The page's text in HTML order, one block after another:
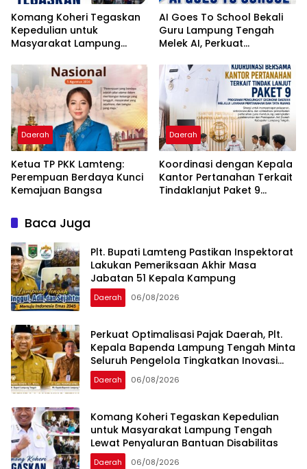
Komang Koheri Tegaskan
Kepedulian untuk
Masyarakat Lampung
Bantuan Disabilitas
AI Goes To School Bekali
Guru Lampung Tengah
Melek AI, Perkuat
Digital
Daerah
Ketua TP PKK Lamteng:
Perempuan Berdaya Kunci
Kemajuan Bangsa
Daerah
Koordinasi dengan Kepala
Kantor Pertanahan Terkait
Tindaklanjut Paket 9
Baca Juga
Plt. Bupati Lamteng Pastikan Inspektorat
Lakukan Pemeriksaan Akhir Masa
Jabatan 51 Kepala Kampung
Daerah 06/08/2026
Perkuat Optimalisasi Pajak Daerah, Plt.
Kepala Bapenda Lampung Tengah Minta
Seluruh Pengelola Tingkatkan Inovasi
dan Efektivitas Kinerja
Daerah 06/08/2026
Komang Koheri Tegaskan Kepedulian
untuk Masyarakat Lampung Tengah
Lewat Penyaluran Bantuan Disabilitas
Daerah 06/08/2026